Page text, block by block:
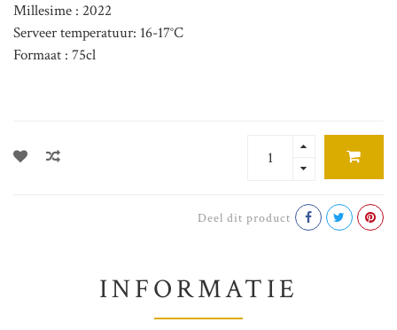
Millesime : 2022
Serveer temperatuur: 16-17°C
Formaat : 75cl
Deel dit product
INFORMATIE